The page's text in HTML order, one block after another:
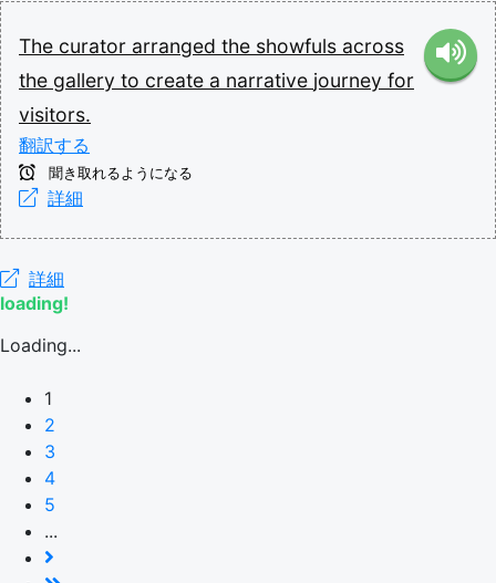
The curator arranged the showfuls across
the gallery to create a narrative journey for
visitors.
翻訳する
聞き取れるようになる
詳細
詳細
loading!
Loading...
1
2
3
4
5
...